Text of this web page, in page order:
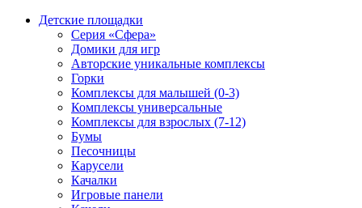
Детские площадки
Серия «Сфера»
Домики для игр
Авторские уникальные комплексы
Горки
Комплексы для малышей (0-3)
Комплексы универсальные
Комплексы для взрослых (7-12)
Бумы
Песочницы
Карусели
Качалки
Игровые панели